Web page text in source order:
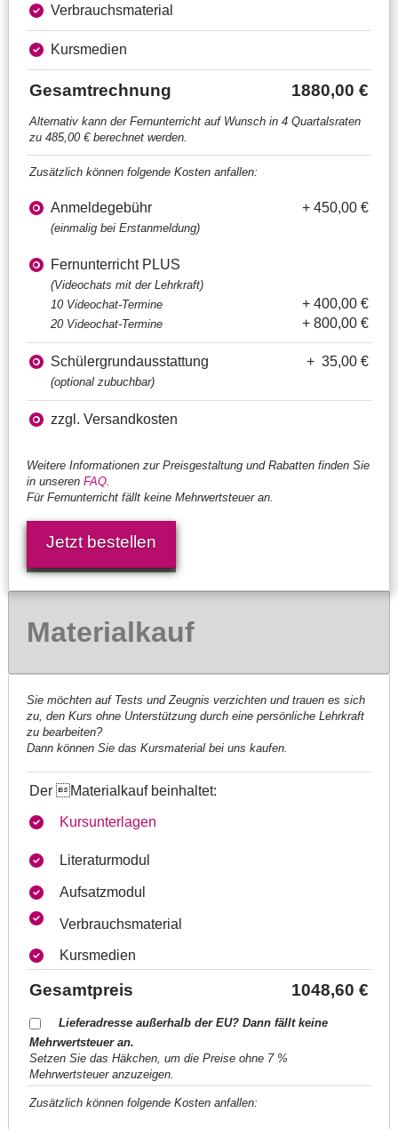
Verbrauchsmaterial
Kursmedien
Gesamtrechnung 1880,00 €
Alternativ kann der Fernunterricht auf Wunsch in 4 Quartalsraten
zu 485,00 € berechnet werden.
Zusätzlich können folgende Kosten anfallen:
Anmeldegebühr
(einmalig bei Erstanmeldung)
+ 450,00 €
Fernunterricht PLUS
(Videochats mit der Lehrkraft)
10 Videochat-Termine
20 Videochat-Termine
+ 400,00 €
+ 800,00 €
Schülergrundausstattung
(optional zubuchbar)
+ 35,00 €
zzgl. Versandkosten
Weitere Informationen zur Preisgestaltung und Rabatten finden Sie
in unseren FAQ.
Für Fernunterricht fällt keine Mehrwertsteuer an.
Jetzt bestellen
Materialkauf
Sie möchten auf Tests und Zeugnis verzichten und trauen es sich
zu, den Kurs ohne Unterstützung durch eine persönliche Lehrkraft
zu bearbeiten?
Dann können Sie das Kursmaterial bei uns kaufen.
Der Materialkauf beinhaltet:
Kursunterlagen
Literaturmodul
Aufsatzmodul
Verbrauchsmaterial
Kursmedien
Gesamtpreis 1048,60 €
Lieferadresse außerhalb der EU? Dann fällt keine
Mehrwertsteuer an.
Setzen Sie das Häkchen, um die Preise ohne 7 %
Mehrwertsteuer anzuzeigen.
Zusätzlich können folgende Kosten anfallen: